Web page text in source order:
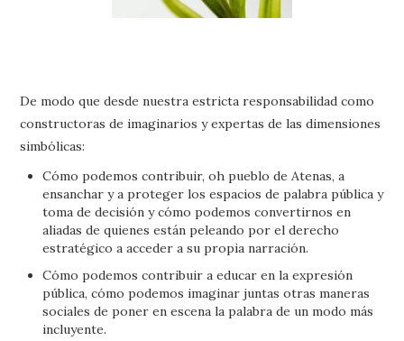
De modo que desde nuestra estricta responsabilidad como
constructoras de imaginarios y expertas de las dimensiones
simbólicas:
Cómo podemos contribuir, oh pueblo de Atenas, a
ensanchar y a proteger los espacios de palabra pública y
toma de decisión y cómo podemos convertirnos en
aliadas de quienes están peleando por el derecho
estratégico a acceder a su propia narración.
Cómo podemos contribuir a educar en la expresión
pública, cómo podemos imaginar juntas otras maneras
sociales de poner en escena la palabra de un modo más
incluyente.